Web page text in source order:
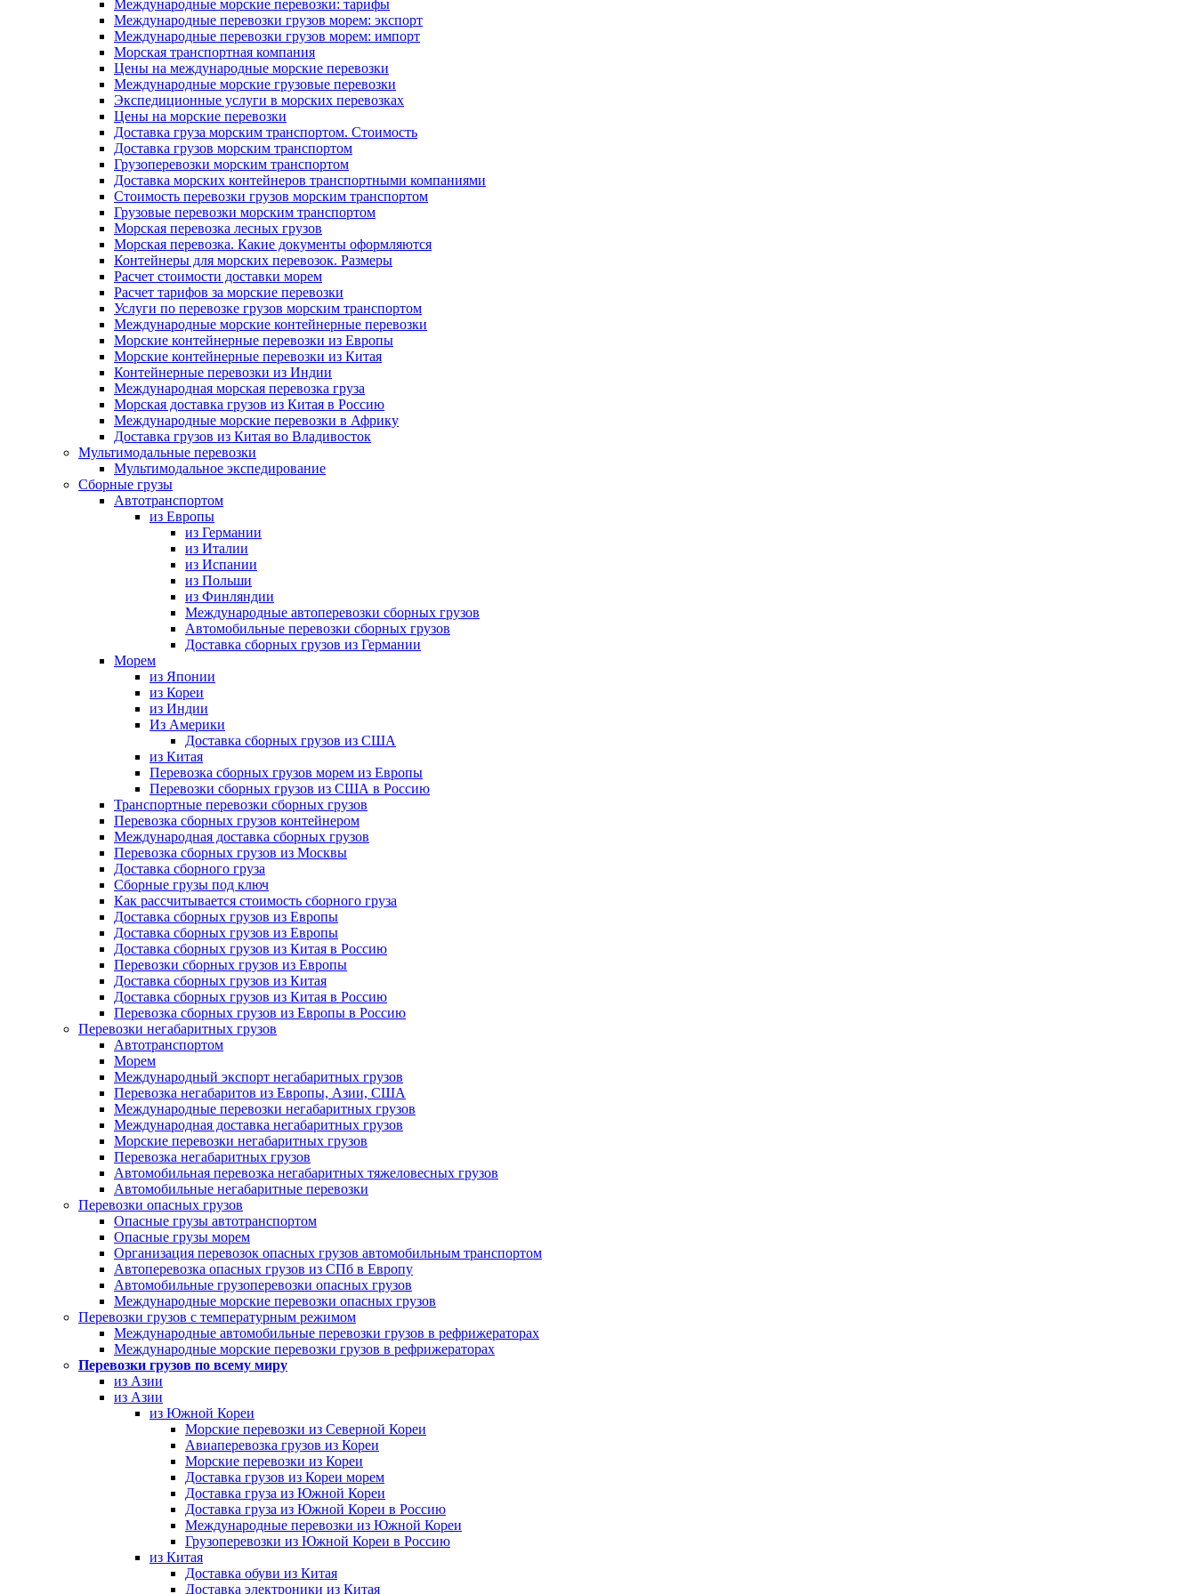
Международные морские перевозки: тарифы
Международные перевозки грузов морем: экспорт
Международные перевозки грузов морем: импорт
Морская транспортная компания
Цены на международные морские перевозки
Международные морские грузовые перевозки
Экспедиционные услуги в морских перевозках
Цены на морские перевозки
Доставка груза морским транспортом. Стоимость
Доставка грузов морским транспортом
Грузоперевозки морским транспортом
Доставка морских контейнеров транспортными компаниями
Стоимость перевозки грузов морским транспортом
Грузовые перевозки морским транспортом
Морская перевозка лесных грузов
Морская перевозка. Какие документы оформляются
Контейнеры для морских перевозок. Размеры
Расчет стоимости доставки морем
Расчет тарифов за морские перевозки
Услуги по перевозке грузов морским транспортом
Международные морские контейнерные перевозки
Морские контейнерные перевозки из Европы
Морские контейнерные перевозки из Китая
Контейнерные перевозки из Индии
Международная морская перевозка груза
Морская доставка грузов из Китая в Россию
Международные морские перевозки в Африку
Доставка грузов из Китая во Владивосток
Мультимодальные перевозки
Мультимодальное экспедирование
Сборные грузы
Автотранспортом
из Европы
из Германии
из Италии
из Испании
из Польши
из Финляндии
Международные автоперевозки сборных грузов
Автомобильные перевозки сборных грузов
Доставка сборных грузов из Германии
Морем
из Японии
из Кореи
из Индии
Из Америки
Доставка сборных грузов из США
из Китая
Перевозка сборных грузов морем из Европы
Перевозки сборных грузов из США в Россию
Транспортные перевозки сборных грузов
Перевозка сборных грузов контейнером
Международная доставка сборных грузов
Перевозка сборных грузов из Москвы
Доставка сборного груза
Сборные грузы под ключ
Как рассчитывается стоимость сборного груза
Доставка сборных грузов из Европы
Доставка сборных грузов из Европы
Доставка сборных грузов из Китая в Россию
Перевозки сборных грузов из Европы
Доставка сборных грузов из Китая
Доставка сборных грузов из Китая в Россию
Перевозка сборных грузов из Европы в Россию
Перевозки негабаритных грузов
Автотранспортом
Морем
Международный экспорт негабаритных грузов
Перевозка негабаритов из Европы, Азии, США
Международные перевозки негабаритных грузов
Международная доставка негабаритных грузов
Морские перевозки негабаритных грузов
Перевозка негабаритных грузов
Автомобильная перевозка негабаритных тяжеловесных грузов
Автомобильные негабаритные перевозки
Перевозки опасных грузов
Опасные грузы автотранспортом
Опасные грузы морем
Организация перевозок опасных грузов автомобильным транспортом
Автоперевозка опасных грузов из СПб в Европу
Автомобильные грузоперевозки опасных грузов
Международные морские перевозки опасных грузов
Перевозки грузов с температурным режимом
Международные автомобильные перевозки грузов в рефрижераторах
Международные морские перевозки грузов в рефрижераторах
Перевозки грузов по всему миру
из Азии
из Азии
из Южной Кореи
Морские перевозки из Северной Кореи
Авиаперевозка грузов из Кореи
Морские перевозки из Кореи
Доставка грузов из Кореи морем
Доставка груза из Южной Кореи
Доставка груза из Южной Кореи в Россию
Международные перевозки из Южной Кореи
Грузоперевозки из Южной Кореи в Россию
из Китая
Доставка обуви из Китая
Доставка электроники из Китая